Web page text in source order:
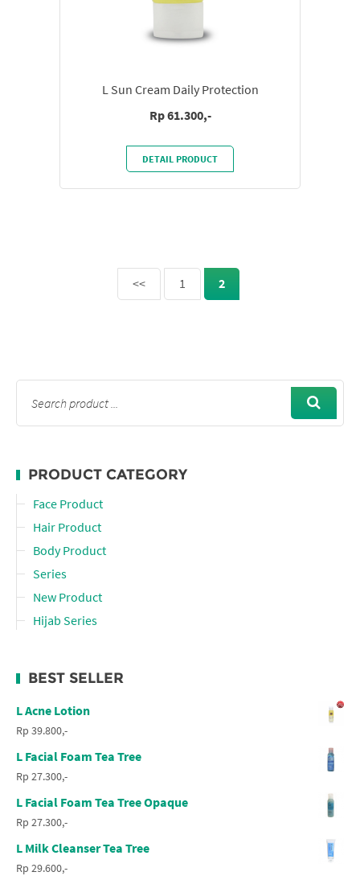
L Sun Cream Daily Protection
Rp 61.300,-
DETAIL PRODUCT
<< 1 2
PRODUCT CATEGORY
Face Product
Hair Product
Body Product
Series
New Product
Hijab Series
BEST SELLER
L Acne Lotion
Rp 39.800,-
L Facial Foam Tea Tree
Rp 27.300,-
L Facial Foam Tea Tree Opaque
Rp 27.300,-
L Milk Cleanser Tea Tree
Rp 29.600,-